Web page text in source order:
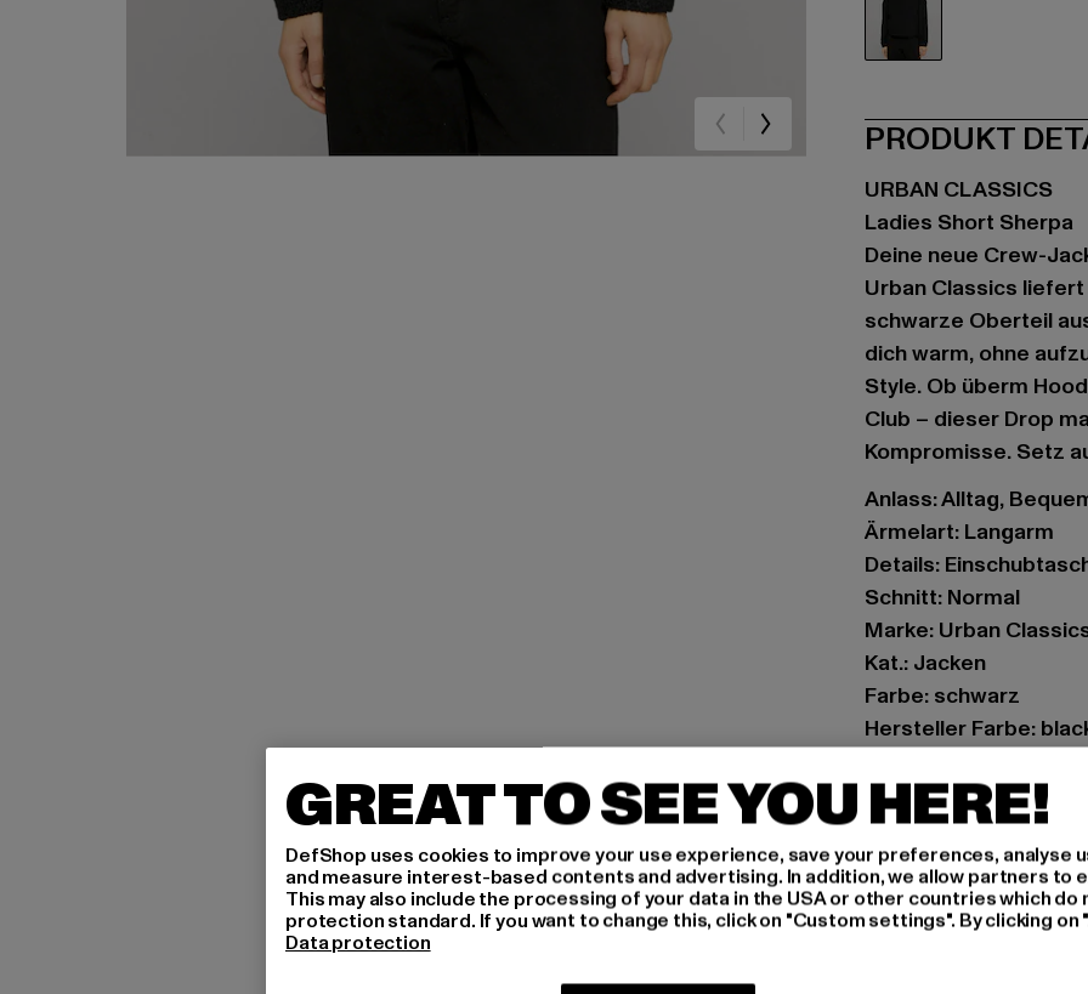
PRODUKT
URBAN CLASSICS
Ladies Short Sherpa
Deine neue Crew-
Urban Classics
schwarze Oberteil
dich warm, ohne
Style. Ob überm
Club – dieser Drop
Kompromisse. Setz
Anlass: Alltag,
Ärmelart: Langarm
Details:
Schnitt: Normal
Marke: Urban
Kat.: Jacken
Farbe: schwarz
Hersteller Farbe:
Art.Nr: TB4545Z-00007
Hersteller: TB
Dr.-Robert-Murjahn-
GREAT TO SEE YOU HERE!
DefShop uses cookies to improve your use experience, save your preferences, analyse
and measure interest-based contents and advertising. In addition, we allow partners to
This may also include the processing of your data in the USA or other countries which do
protection standard. If you want to change this, click on "Custom settings". By clicking
Data protection